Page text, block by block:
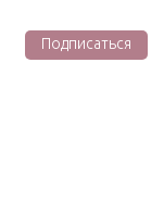
Подписаться